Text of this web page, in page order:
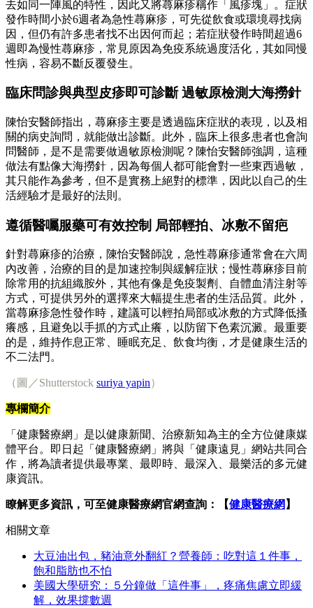
去如同一陣風的特性，因此又將蕁麻疹稱作「風疹塊」。症狀
發作時間小於6週者為急性蕁麻疹，可先從飲食或環境尋找病
因，但仍有許多患者找不出因何而起；若症狀發作時間超過6
週即為慢性蕁麻疹，常見原因為免疫系統過度活化，其如同慢
性病，容易不斷反覆發生。
臨床問診與典型皮疹即可診斷 過敏原檢測大海撈針
陳怡安醫師指出，蕁麻疹主要是透過臨床症狀的表現，以及相
關的病史詢問，就能做出診斷。此外，臨床上很多患者也會詢
問醫師，是不是需要做過敏原檢測呢？陳怡安醫師強調，這種
做法有點像大海撈針，因為每個人都可能會對一些東西過敏，
其只能作為參考，但不是實務上絕對的標準，因此以自己的生
活經驗才是最好的法則。
遵循醫囑服藥可有效控制 局部輕拍、冰敷不留疤
針對蕁麻疹的治療，陳怡安醫師說，急性蕁麻疹通常會在六周
內改善，治療的目的是加速控制與緩解症狀；慢性蕁麻疹目前
除常用的抗組織胺外，其他有像是免疫製劑、自體血清注射等
方式，可提供另外的選擇來大幅提生患者的生活品質。此外，
當蕁麻疹急性發作時，建議可以輕拍局部或冰敷的方式降低搔
癢感，且避免以手抓的方式止癢，以防留下色素沉澱。最重要
的是，維持作息正常、睡眠充足、飲食均衡，才是健康生活的
不二法門。
（圖／Shutterstock suriya yapin）
專欄簡介
「健康醫療網」是以健康新聞、治療新知為主的全方位健康媒
體平台。即日起「健康醫療網」將與「健康遠見」網站共同合
作，將為讀者提供最專業、最即時、最深入、最樂活的多元健
康資訊。
瞭解更多資訊，可至健康醫療網官網查詢：【健康醫療網 】
相關文章
大豆油出包，豬油意外翻紅？營養師：吃對這１件事，
飽和脂肪也不怕
美國大學研究：５分鐘做「這件事」，疼痛焦慮立即緩
解，效果撐數週